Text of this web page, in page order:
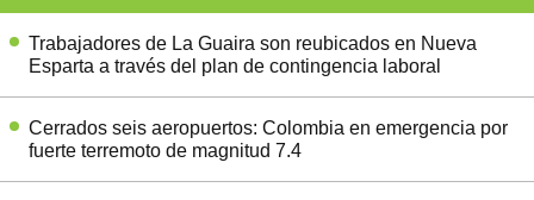
Trabajadores de La Guaira son reubicados en Nueva
Esparta a través del plan de contingencia laboral
Cerrados seis aeropuertos: Colombia en emergencia por
fuerte terremoto de magnitud 7.4